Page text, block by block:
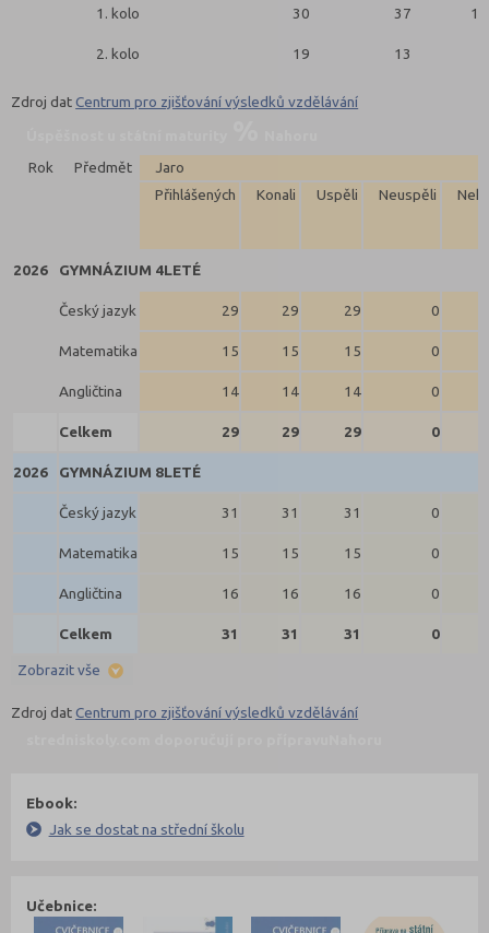
1. kolo
30 37 11
2. kolo 19 13
Zdroj datCentrum pro zjišťování výsledků vzdělávání
Rok
Předmět
Jaro
Přihlášených
Konali Uspěli Neuspěli
2026 GYMNÁZIUM 4LETÉ
Český jazyk 29 29 29 0
Matematika 15 15 15 0
Angličtina 14 14 14 0
Celkem 29 29 29 0
2026 GYMNÁZIUM 8LETÉ
Český jazyk 31 31 31 0
Matematika 15 15 15 0
Angličtina 16 16 16 0
Celkem 31 31 31 0
Zobrazit vše
Zdroj datCentrum pro zjišťování výsledků vzdělávání
Ebook:
Jak se dostat na střední školu
Učebnice: